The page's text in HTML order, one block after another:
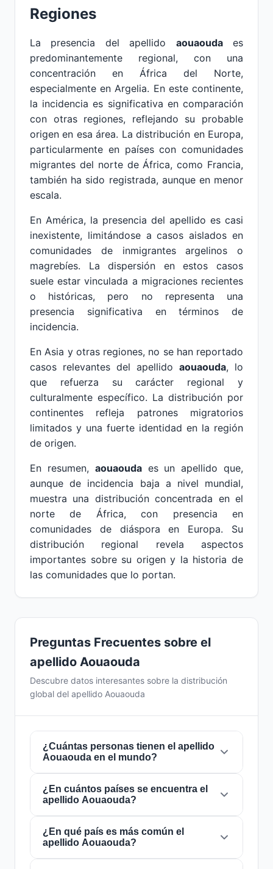
Regiones
La presencia del apellido aouaoudaes
predominantemente regional, con una
concentración en África del Norte,
especialmente en Argelia. En este continente,
la incidencia es significativa en comparación
con otras regiones, reflejando su probable
origen en esa área. La distribución en Europa,
particularmente en países con comunidades
migrantes del norte de África, como Francia,
también ha sido registrada, aunque en menor
escala.
En América, la presencia del apellido es casi
inexistente, limitándose a casos aislados en
comunidades de inmigrantes argelinos o
magrebíes. La dispersión en estos casos
suele estar vinculada a migraciones recientes
o históricas, pero no representa una
presencia significativa en términos de
incidencia.
En Asia y otras regiones, no se han reportado
casos relevantes del apellido aouaouda, lo
que refuerza su carácter regional y
culturalmente específico. La distribución por
continentes refleja patrones migratorios
limitados y una fuerte identidad en la región
de origen.
En resumen, aouaoudaes un apellido que,
aunque de incidencia baja a nivel mundial,
muestra una distribución concentrada en el
norte de África, con presencia en
comunidades de diáspora en Europa. Su
distribución regional revela aspectos
importantes sobre su origen y la historia de
las comunidades que lo portan.
Preguntas Frecuentes sobre el
apellido Aouaouda
Descubre datos interesantes sobre la distribución
global del apellido Aouaouda
¿Cuántas personas tienen el apellido
Aouaouda en el mundo?
Actualmente hay aproximadamente217
personascon el apellido
mundo. Esto significa que aproximadamente 1
de cada36,866,359 personasen el mundo
lleva este apellido. Se encuentra presente en
países, lo que refleja su distribución global.
¿En cuántos países se encuentra el
apellido Aouaouda?
El apellidoAouaoudaestá presente en
paísesde todo el mundo. Esto lo clasifica
como un apellido de alcancelocal. Su
¿En qué país es más común el
apellido Aouaouda?